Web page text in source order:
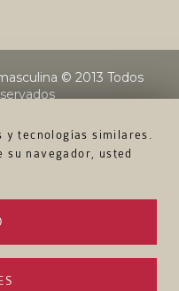
y tecnologías similares.
su navegador, usted
© 2013 Todos